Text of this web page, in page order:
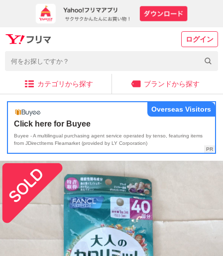
ログイン
カテゴリから探す ブランドから探す
Click here for Buyee
Buyee - A multilingual purchasing agent service operated by tenso, featuring items
from JDirectItems Fleamarket (provided by LY Corporation)
Overseas Visitors